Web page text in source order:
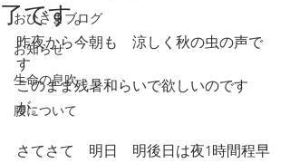
おひさまブログ
お知らせ
生命の息吹
腰について
了です。
昨夜から今朝も　涼しく秋の虫の声で
す
このまま残暑和らいで欲しいのです
が。
さてさて　明日　明後日は夜1時間程早